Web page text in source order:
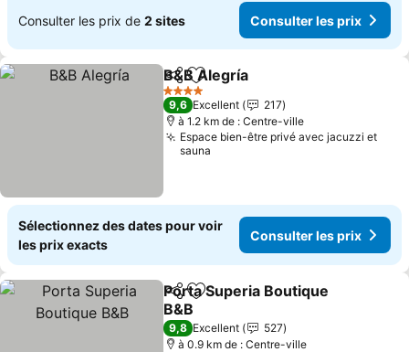
Consulter les prix de 2 sites Consulter les prix
PartagerAjouter à mes favoris
B&B Alegría
4 Étoiles
9,6 Excellent
217
à 1.2 km de : Centre-ville
Espace bien-être privé avec jacuzzi et
sauna
Sélectionnez des dates pour voir
les prix exacts
Consulter les prix
PartagerAjouter à mes favoris
Porta Superia Boutique
B&B
Consulter les prix
9,8 Excellent
527
à 0.9 km de : Centre-ville